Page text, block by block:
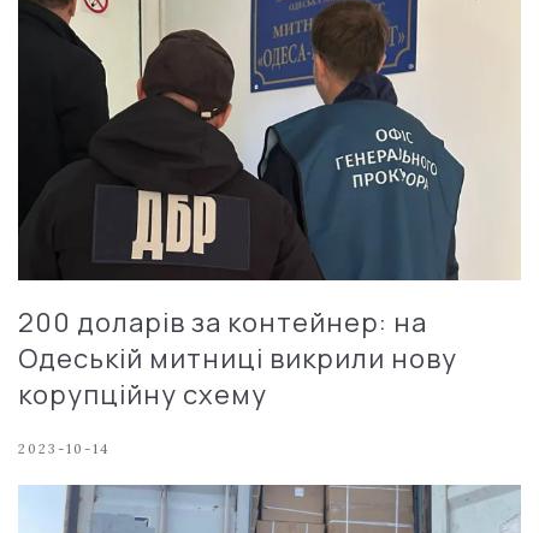
200 доларів за контейнер: на
Одеській митниці викрили нову
корупційну схему
2023-10-14